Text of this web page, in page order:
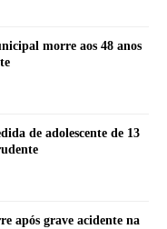
morre aos 48 anos
de adolescente de 13
após grave acidente na